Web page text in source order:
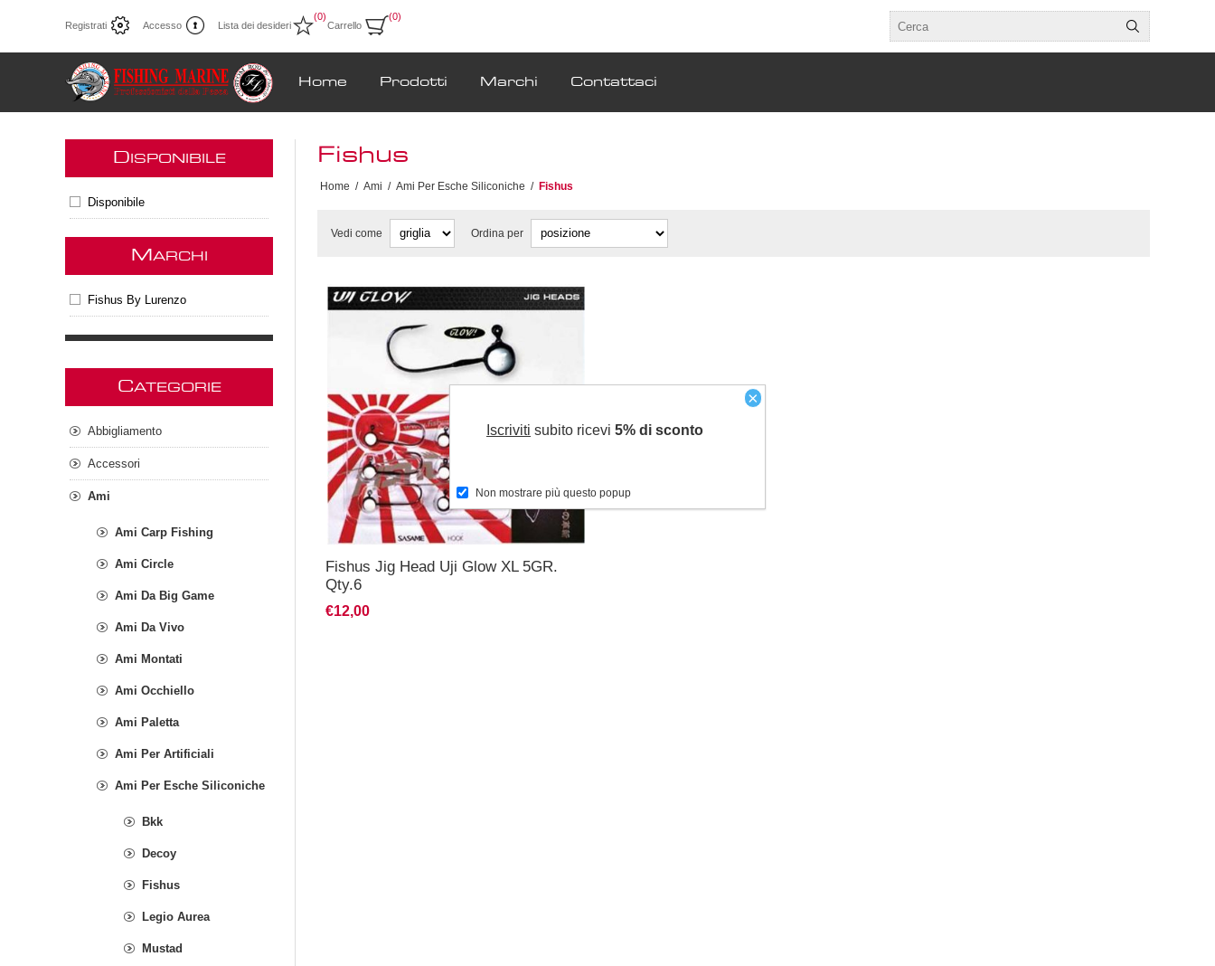
Registrati Accesso Lista dei desideri
(0)
Carrello
(0)
Home Prodotti Marchi Contattaci
Fishus
Home / Ami / Ami Per Esche Siliconiche / Fishus
Vedi come Ordina per
Fishus Jig Head Uji Glow XL 5GR.
Qty.6
€12,00
D ISPONIBILE
Disponibile
M ARCHI
Fishus By Lurenzo
CATEGORIE
Abbigliamento
Accessori
Ami
Ami Carp Fishing
Ami Circle
Ami Da Big Game
Ami Da Vivo
Ami Montati
Ami Occhiello
Ami Paletta
Ami Per Artificiali
Ami Per Esche Siliconiche
Bkk
Decoy
Fishus
Legio Aurea
Mustad
×
Iscriviti subito ricevi 5% di sconto
Non mostrare più questo popup